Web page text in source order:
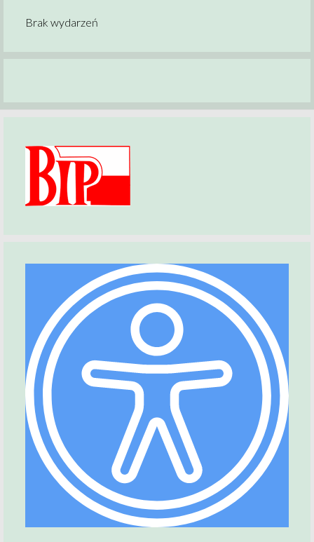
Brak wydarzeń